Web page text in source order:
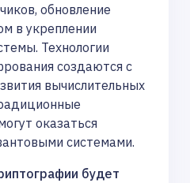
обновление
в укреплении
Технологии
создаются с
вычислительных
оказаться
системами.
будет